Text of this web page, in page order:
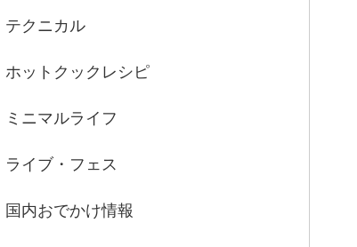
テクニカル
ホットクックレシピ
ミニマルライフ
ライブ・フェス
国内おでかけ情報